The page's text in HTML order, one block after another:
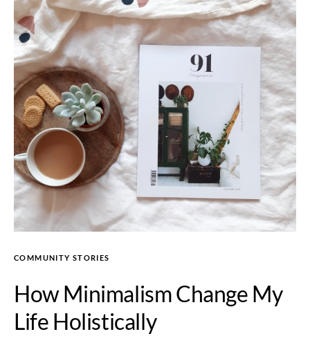
COMMUNITY STORIES
How Minimalism Change My
Life Holistically